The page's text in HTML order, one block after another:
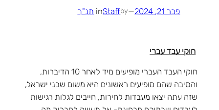
פבר 21, 2024 —
by
Staff
in תנ"ך
חוקי עבד עברי
חוקי העבד העברי מופיעים מיד לאחר 10 הדיברות,
והסיבה שהם מופיעים ראשונים היא משום שבני ישראל,
שזה עתה יצאו מעבדות לחירות, חייבים לגלות רגישות